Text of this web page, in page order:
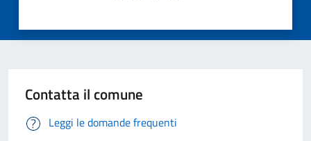
Contatta il comune
Leggi le domande frequenti